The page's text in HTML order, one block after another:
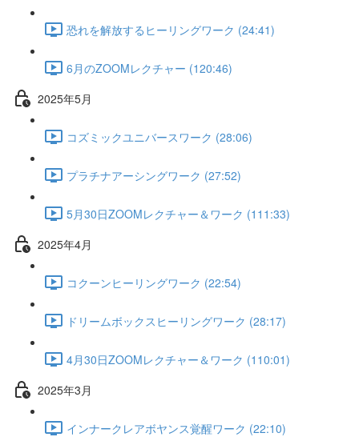
恐れを解放するヒーリングワーク (24:41)
6月のZOOMレクチャー (120:46)
2025年5月
コズミックユニバースワーク (28:06)
プラチナアーシングワーク (27:52)
5月30日ZOOMレクチャー＆ワーク (111:33)
2025年4月
コクーンヒーリングワーク (22:54)
ドリームボックスヒーリングワーク (28:17)
4月30日ZOOMレクチャー＆ワーク (110:01)
2025年3月
インナークレアボヤンス覚醒ワーク (22:10)